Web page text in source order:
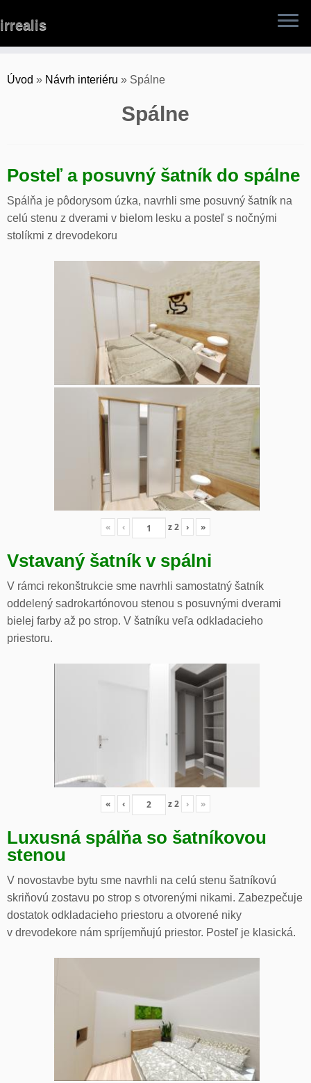
to
irrealis
Úvod » Návrh interiéru » Spálne
Spálne
Posteľ a posuvný šatník do spálne
Spálňa je pôdorysom úzka, navrhli sme posuvný šatník na
celú stenu z dverami v bielom lesku a posteľ s nočnými
stolíkmi z drevodekoru
« ‹ z2 › »
Vstavaný šatník v spálni
V rámci rekonštrukcie sme navrhli samostatný šatník
oddelený sadrokartónovou stenou s posuvnými dverami
bielej farby až po strop. V šatníku veľa odkladacieho
priestoru.
« ‹ z2 › »
Luxusná spálňa so šatníkovou
stenou
V novostavbe bytu sme navrhli na celú stenu šatníkovú
skriňovú zostavu po strop s otvorenými nikami. Zabezpečuje
dostatok odkladacieho priestoru a otvorené niky
v drevodekore nám spríjemňujú priestor. Posteľ je klasická.